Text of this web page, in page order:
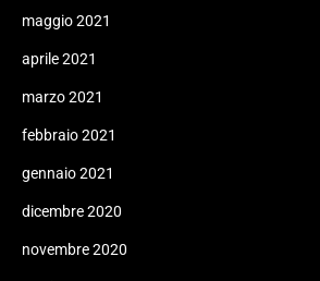
maggio 2021
aprile 2021
marzo 2021
febbraio 2021
gennaio 2021
dicembre 2020
novembre 2020